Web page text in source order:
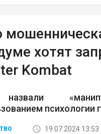
хотят
Kombat
психологии
19.07.2024 13:53